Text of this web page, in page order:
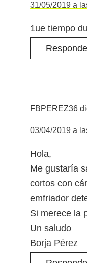
31/05/2019 a
1ue tiempo
FBPEREZ36
03/04/2019 a
Hola,
Me gustaría
cortos con
emfriador
Si merece la
Un saludo
Borja Pérez